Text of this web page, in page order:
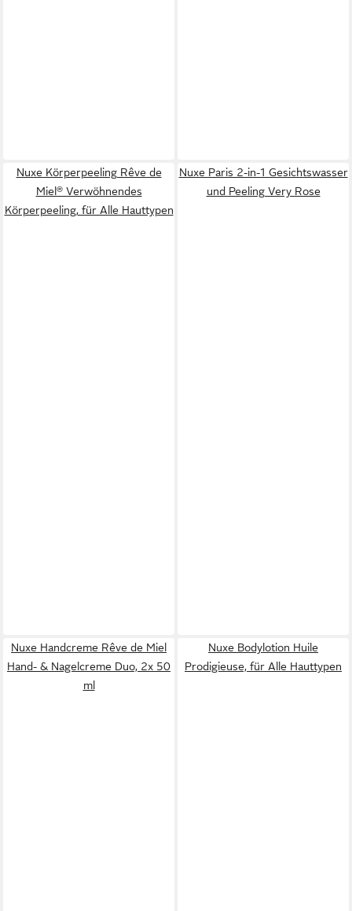
Nuxe Körperpeeling Rêve de
Miel® Verwöhnendes
Körperpeeling, für Alle Hauttypen
Nuxe Paris 2-in-1 Gesichtswasser
und Peeling Very Rose
Nuxe Handcreme Rêve de Miel
Hand- & Nagelcreme Duo, 2x 50
ml
Nuxe Bodylotion Huile
Prodigieuse, für Alle Hauttypen